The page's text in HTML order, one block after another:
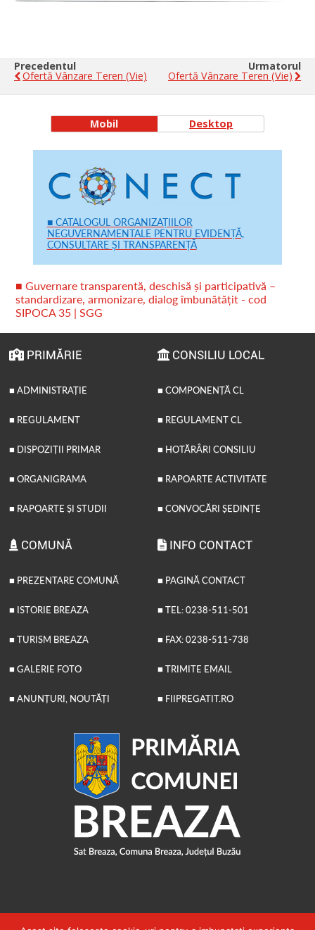
Precedentul
Ofertă Vânzare Teren (vie)
Urmatorul
Ofertă Vânzare Teren (vie)
Mobil Desktop
■ CATALOGUL ORGANIZAȚIILOR
NEGUVERNAMENTALE PENTRU EVIDENȚĂ,
CONSULTARE ȘI TRANSPARENȚĂ
■ Guvernare transparentă, deschisă și participativă –
standardizare, armonizare, dialog îmbunătățit - cod
SIPOCA 35 | SGG
PRIMĂRIE
■ ADMINISTRAȚIE
■ REGULAMENT
■ DISPOZIȚII PRIMAR
■ ORGANIGRAMA
■ RAPOARTE ȘI STUDII
CONSILIU LOCAL
■ COMPONENȚĂ CL
■ REGULAMENT CL
■ HOTĂRÂRI CONSILIU
■ RAPOARTE ACTIVITATE
■ CONVOCĂRI ȘEDINȚE
COMUNĂ
■ PREZENTARE COMUNĂ
■ ISTORIE BREAZA
■ TURISM BREAZA
■ GALERIE FOTO
■ ANUNȚURI, NOUTĂȚI
INFO CONTACT
■ PAGINĂ CONTACT
■ TEL: 0238-511-501
■ FAX: 0238-511-738
■ TRIMITE EMAIL
■ FIIPREGATIT.RO